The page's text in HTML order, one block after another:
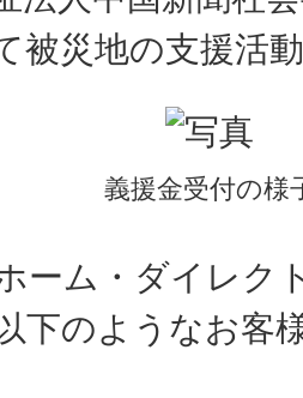
被災地の支援活
義援金受付の様
ーム・ダイレク
下のようなお客